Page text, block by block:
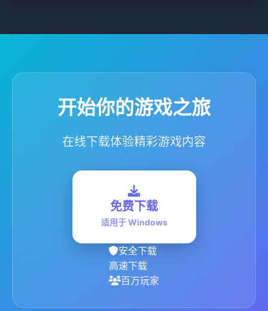
开始你的游戏之旅
在线下载体验精彩游戏内容
免费下载
适用于 Windows
安全下载
高速下载
百万玩家